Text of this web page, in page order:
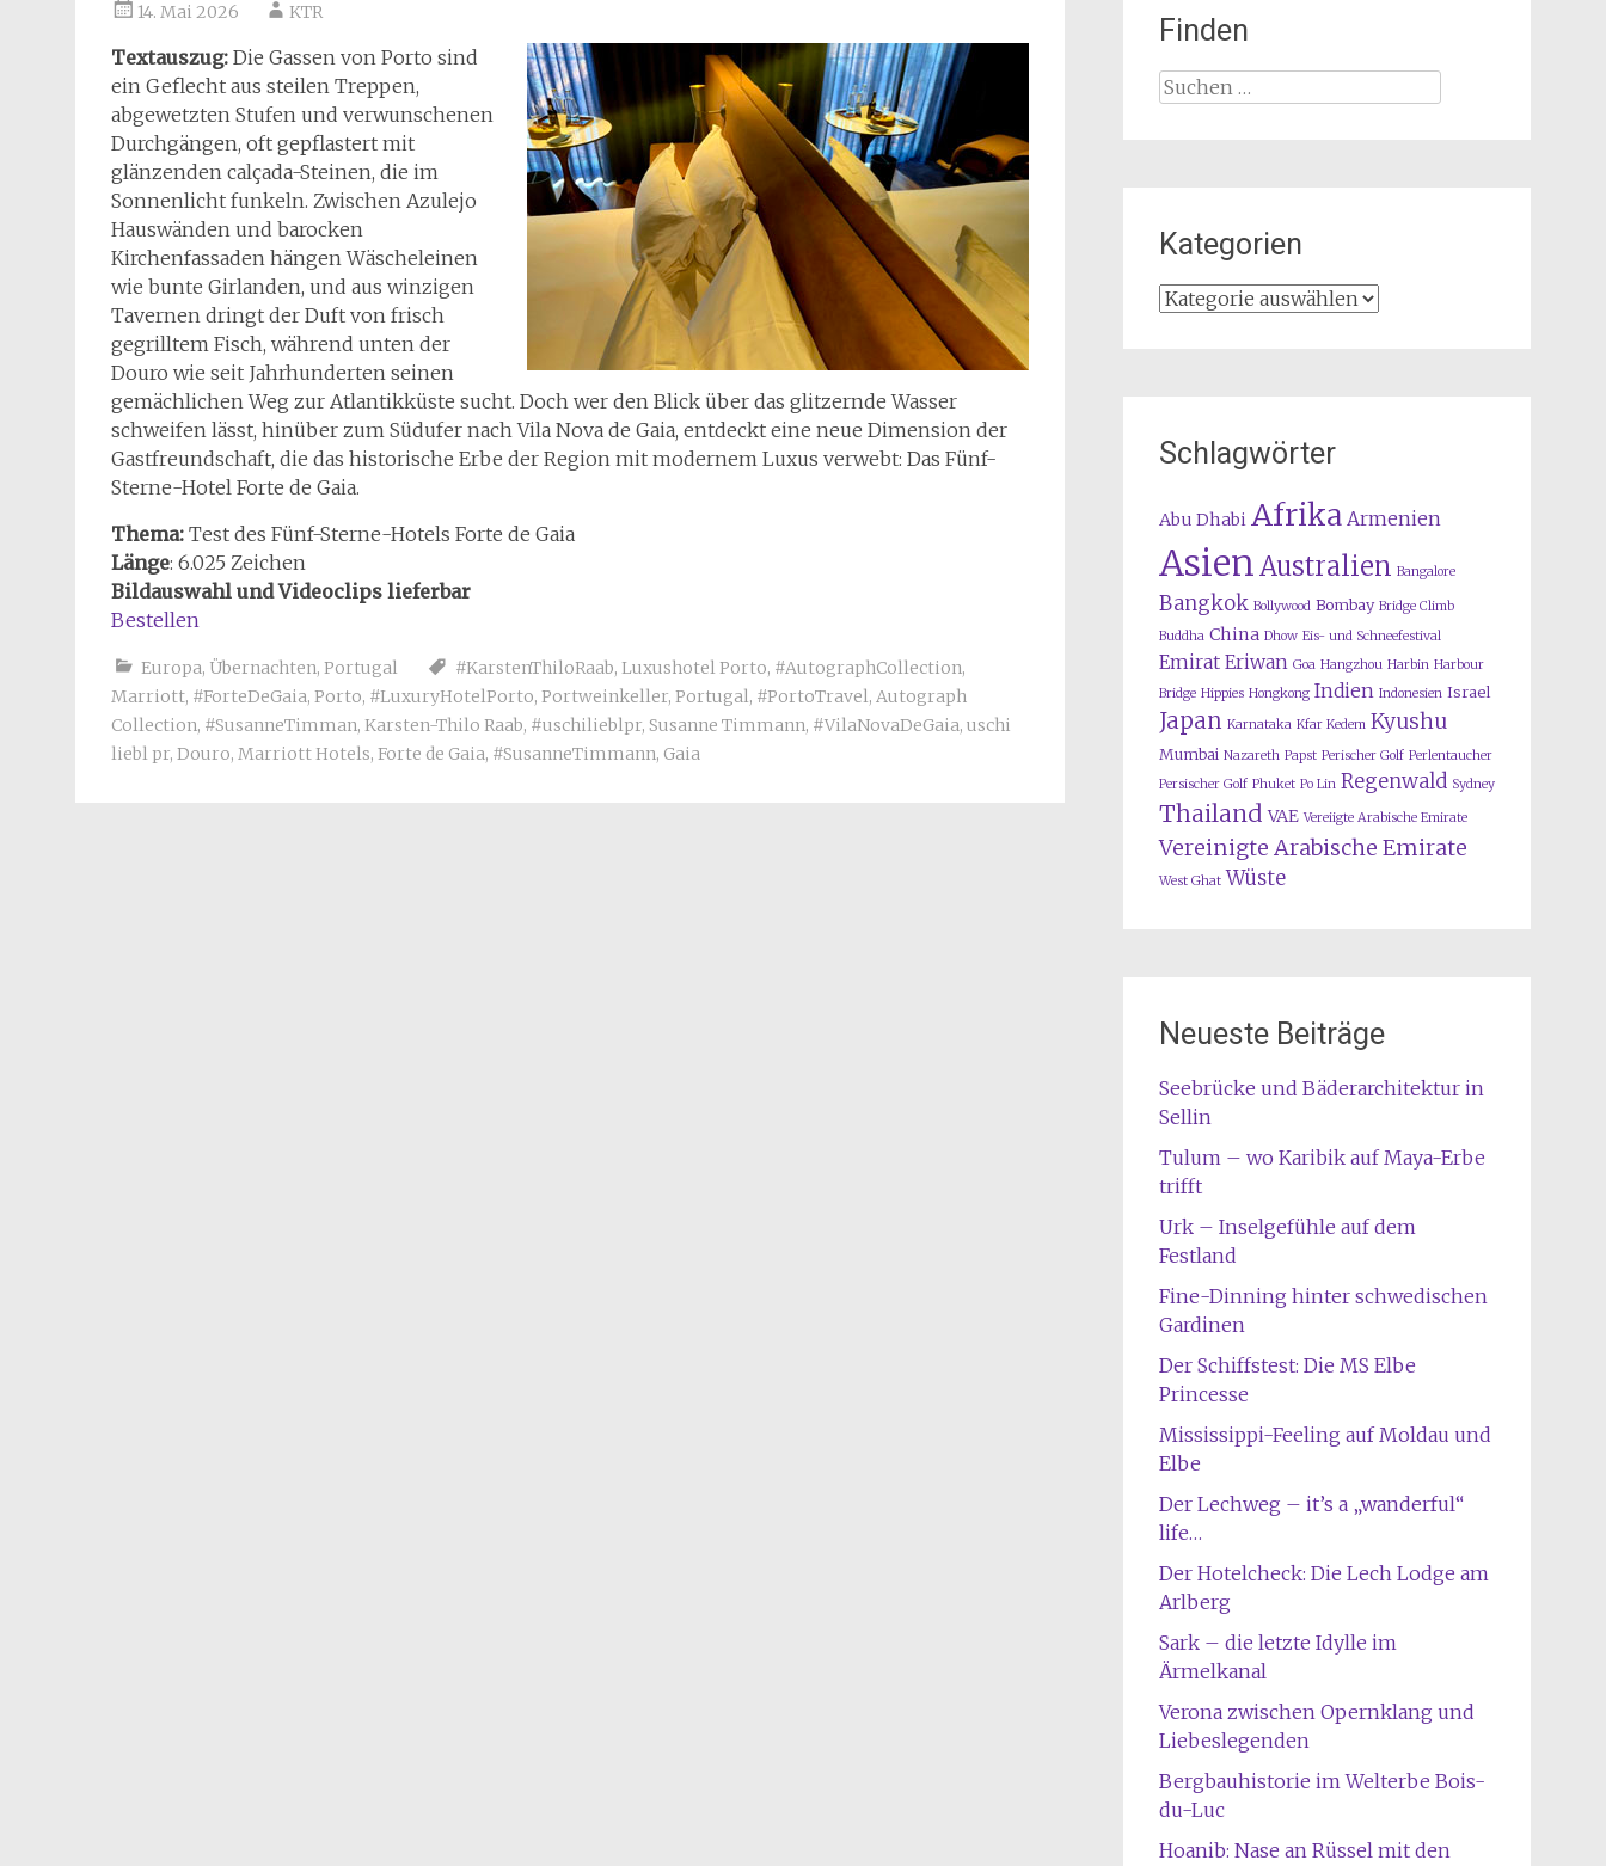
14. Mai 2026 KTR
Textauszug: Die Gassen von Porto sind
ein Geflecht aus steilen Treppen,
abgewetzten Stufen und verwunschenen
Durchgängen, oft gepflastert mit
glänzenden calçada-Steinen, die im
Sonnenlicht funkeln. Zwischen Azulejo
Hauswänden und barocken
Kirchenfassaden hängen Wäscheleinen
wie bunte Girlanden, und aus winzigen
Tavernen dringt der Duft von frisch
gegrilltem Fisch, während unten der
Douro wie seit Jahrhunderten seinen
gemächlichen Weg zur Atlantikküste sucht. Doch wer den Blick über das glitzernde Wasser
schweifen lässt, hinüber zum Südufer nach Vila Nova de Gaia, entdeckt eine neue Dimension der
Gastfreundschaft, die das historische Erbe der Region mit modernem Luxus verwebt: Das Fünf-
Sterne-Hotel Forte de Gaia.
Thema: Test des Fünf-Sterne-Hotels Forte de Gaia
Länge: 6.025 Zeichen
Bildauswahl und Videoclips lieferbar
Bestellen
Europa, Übernachten, Portugal #KarstenThiloRaab, Luxushotel Porto, #AutographCollection,
Marriott, #ForteDeGaia, Porto, #LuxuryHotelPorto, Portweinkeller, Portugal, #PortoTravel, Autograph
Collection, #SusanneTimman, Karsten-Thilo Raab, #uschilieblpr, Susanne Timmann, #VilaNovaDeGaia, uschi
liebl pr, Douro, Marriott Hotels, Forte de Gaia, #SusanneTimmann, Gaia
Finden
Suchen
Kategorien
Kategorien
Schlagwörter
Abu Dhabi Afrika Armenien
AsienAustralien Bangalore
Bangkok Bollywood Bombay Bridge Climb
Buddha China Dhow Eis- und Schneefestival
Emirat Eriwan Goa Hangzhou Harbin Harbour
Bridge Hippies Hongkong Indien Indonesien Israel
Japan Karnataka Kfar Kedem Kyushu
Mumbai Nazareth Papst Perischer Golf Perlentaucher
Persischer Golf Phuket Po Lin Regenwald Sydney
Thailand VAE Vereiigte Arabische Emirate
Vereinigte Arabische Emirate
West Ghat Wüste
Neueste Beiträge
Seebrücke und Bäderarchitektur in
Sellin
Tulum – wo Karibik auf Maya-Erbe
trifft
Urk – Inselgefühle auf dem
Festland
Fine-Dinning hinter schwedischen
Gardinen
Der Schiffstest: Die MS Elbe
Princesse
Mississippi-Feeling auf Moldau und
Elbe
Der Lechweg – it’s a „wanderful“
life…
Der Hotelcheck: Die Lech Lodge am
Arlberg
Sark – die letzte Idylle im
Ärmelkanal
Verona zwischen Opernklang und
Liebeslegenden
Bergbauhistorie im Welterbe Bois-
du-Luc
Hoanib: Nase an Rüssel mit den